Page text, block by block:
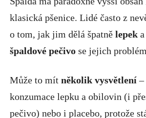
klasická pšenice. Lidé často z
o tom, jak jim dělá špatně lepek
špaldové pečivo se jejich
Může to mít několik vysvětlení–
konzumace lepku a obilovin (i
pečivo) nebo i placebo, protože